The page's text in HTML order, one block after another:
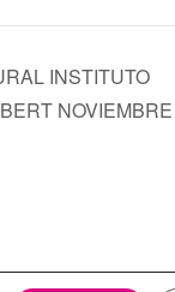
INSTITUTO
NOVIEMBRE